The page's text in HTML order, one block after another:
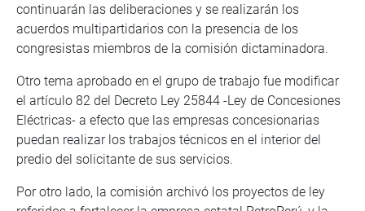
continuarán las deliberaciones y se realizarán los
acuerdos multipartidarios con la presencia de los
congresistas miembros de la comisión dictaminadora.
Otro tema aprobado en el grupo de trabajo fue modificar
el artículo 82 del Decreto Ley 25844 -Ley de Concesiones
Eléctricas- a efecto que las empresas concesionarias
puedan realizar los trabajos técnicos en el interior del
predio del solicitante de sus servicios.
Por otro lado, la comisión archivó los proyectos de ley